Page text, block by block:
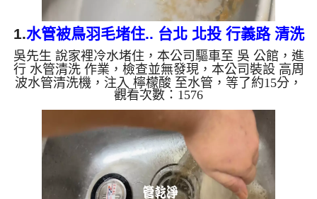
1.水管被鳥羽毛堵住.. 台北 北投 行義路 清洗
水管
吳先生 說家裡冷水堵住，本公司驅車至 吳 公館，進
行 水管清洗 作業，檢查並無發現，本公司裝設 高周
波水管清洗機，注入 檸檬酸 至水管，等了約15分，
開啟 水管清洗機 ，啟動 螺旋波 模式，一洗水管就流
出髒水，突然噴出異物，一看居然是鳥羽毛，羽毛源
源不絕，兩個多小時後，出水變乾淨出水量也恢復
了。 如是自來水，如水管老化，會產生鐵鏽跟泥沙
堆積，洗出來的水就會是咖啡色，地下水含有氧化
錳，管壁上會結成黑色管垢，洗出來的水會跟石油一
樣黑，有些洗出綠色的水，是因為裡面有銅的物質，
生鏽產生銅綠，如是藍...
觀看次數：1576